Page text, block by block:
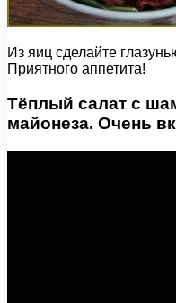
Из яиц сделайте
Приятного аппетита!
Тёплый салат с
майонеза. Очень